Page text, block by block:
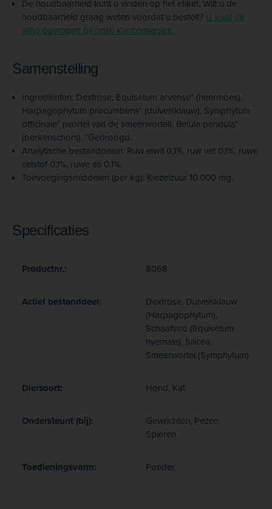
De houdbaarheid kunt u vinden op het etiket. Wilt u de
houdbaarheid graag weten voordat u bestelt? U kunt dit
altijd opvragen bij onze klantenservice.
Samenstelling
Ingrediënten: Dextrose, Equisetum arvense* (heermoes),
Harpagophytum procumbens* (duivelsklauw), Symphytum
officinale* (wortel van de smeerwortel), Betula pendula*
(berkenschors). *Gedroogd.
Analytische bestanddelen: Ruw eiwit 0,1%, ruw vet 0,1%, ruwe
celstof 0,1%, ruwe as 0,1%.
Toevoegingsmiddelen (per kg): Kiezelzuur 10.000 mg.
Specificaties
Productnr.: 8068
Actief bestanddeel:
Dextrose, Duivelsklauw
(Harpagophytum),
Schaafstro (Equisetum
hyemale), Silicea,
Smeerwortel (Symphytum)
Diersoort: Hond, Kat
Ondersteunt (bij):
Gewrichten, Pezen,
Spieren
Toedieningsvorm: Poeder